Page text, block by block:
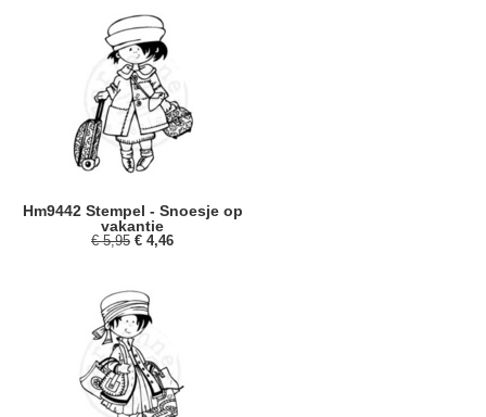
Hm9442 Stempel - Snoesje op
vakantie
€ 5,95 € 4,46